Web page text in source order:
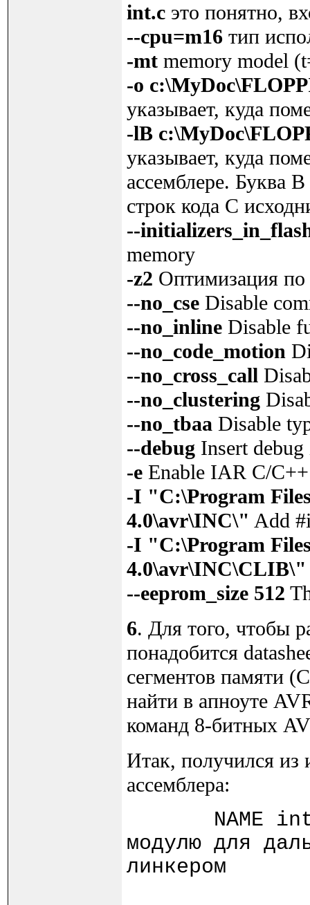
int.c это понятно,
--cpu=m16 тип
-mt memory model
-o
указывает, куда
-lB
указывает, куда
ассемблере. Буква
строк кода C
--
memory
-z2 Оптимизация по
--no_cse Disable
--no_inline Disable
--no_code_motion
--no_cross_call
--no_clustering
--no_tbaa Disable
--debug Insert
-e Enable IAR C/
-I "C:\Program
4.0\avr\INC\" Add
-I "C:\Program
4.0\avr\INC\CLIB\"
--eeprom_size 512
6. Для того, чтобы
понадобится
сегментов памяти
найти в апноуте
команд 8-битных
Итак, получился из
ассемблера:
NAME int
модулю для
линкером